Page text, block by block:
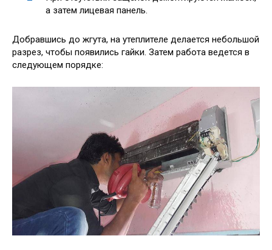
а затем лицевая панель.
Добравшись до жгута, на утеплителе делается небольшой
разрез, чтобы появились гайки. Затем работа ведется в
следующем порядке: